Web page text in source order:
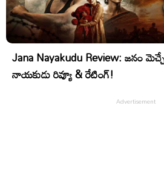
Jana Nayakudu Review: జనం
నాయకుడు రివ్యూ & రేటింగ్!